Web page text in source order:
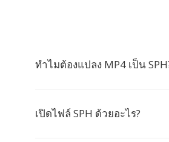
ทำไมต้องแปลง MP4 เป็น
เปิดไฟล์ SPH ด้วยอะไร?